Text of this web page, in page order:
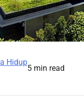
Hidup
5 min read